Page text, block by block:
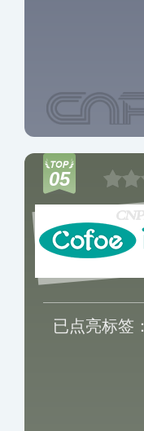
05
已点亮标签：